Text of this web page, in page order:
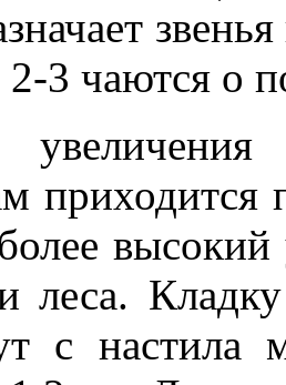
2-3 чаются о
приходится
высокий
леса.
с настила